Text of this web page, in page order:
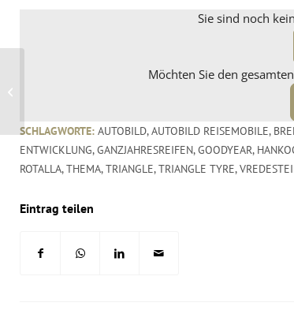
Sie sind noch
Möchten Sie den
SCHLAGWORTE: AUTOBILD,AUTOBILD REISEMOBILE,
ENTWICKLUNG,GANZJAHRESREIFEN,GOODYEAR,
ROTALLA,THEMA,TRIANGLE,TRIANGLE TYRE,
Eintrag teilen